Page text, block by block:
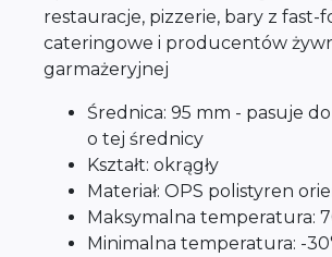
restauracje, pizzerie, bary z fast-
cateringowe i producentów
garmażeryjnej
Średnica: 95 mm - pasuje
o tej średnicy
Kształt: okrągły
Materiał: OPS polistyren
Maksymalna temperatura:
Minimalna temperatura: -